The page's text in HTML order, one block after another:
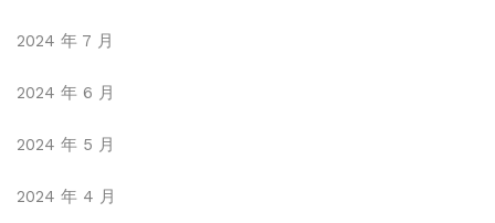
2024 年 7 月
2024 年 6 月
2024 年 5 月
2024 年 4 月